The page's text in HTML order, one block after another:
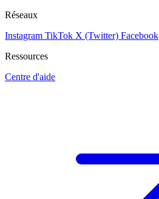
Réseaux
Instagram TikTok X (Twitter) Facebook
Ressources
Centre d'aide